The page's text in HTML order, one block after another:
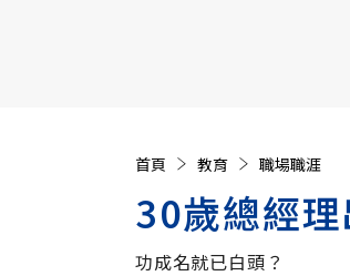
首頁 教育 職場職涯
30歲總經理
功成名就已白頭？